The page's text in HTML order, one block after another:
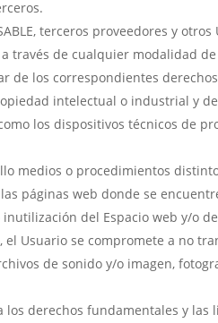
terceros proveedores y otros
través de cualquier modalidad
de los correspondientes
intelectual o industrial y
los dispositivos técnicos de
medios o procedimientos
páginas web donde se
del Espacio web y/o
Usuario se compromete a no
de sonido y/o imagen,
derechos fundamentales y